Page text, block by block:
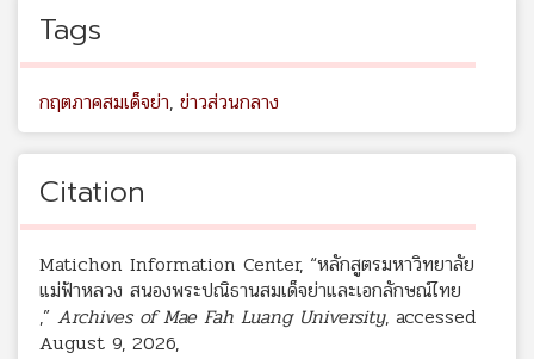
Tags
กฤตภาคสมเด็จย่า, ข่าวส่วนกลาง
Citation
Matichon Information Center, “หลักสูตรมหาวิทยาลัย
แม่ฟ้าหลวง สนองพระปณิธานสมเด็จย่าและเอกลักษณ์ไทย
,” Archives of Mae Fah Luang University, accessed
August 9, 2026,